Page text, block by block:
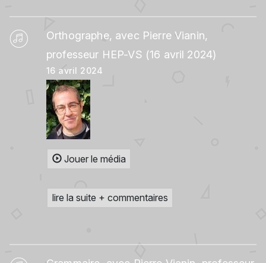
Orthographe, avec Pierre Vianin,
professeur HEP-VS (16 avril 2024)
16 avril 2024
Jouer le média
lire la suite + commentaires